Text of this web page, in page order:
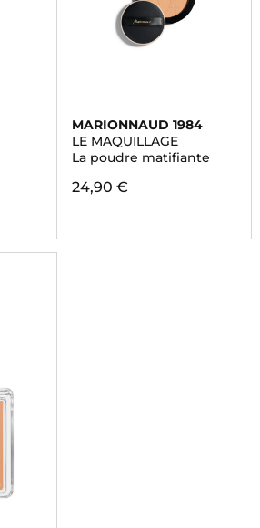
MARIONNAUD 1984
LE MAQUILLAGE
La poudre matifiante
24,90 €